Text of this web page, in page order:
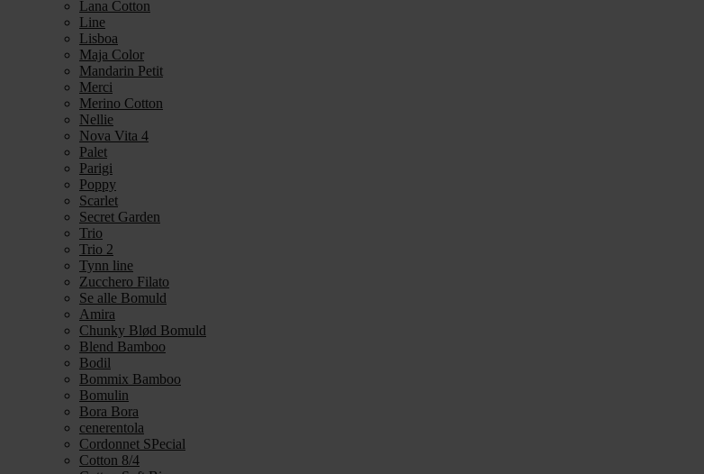
Lana Cotton
Line
Lisboa
Maja Color
Mandarin Petit
Merci
Merino Cotton
Nellie
Nova Vita 4
Palet
Parigi
Poppy
Scarlet
Secret Garden
Trio
Trio 2
Tynn line
Zucchero Filato
Se alle Bomuld
Amira
Chunky Blød Bomuld
Blend Bamboo
Bodil
Bommix Bamboo
Bomulin
Bora Bora
cenerentola
Cordonnet SPecial
Cotton 8/4